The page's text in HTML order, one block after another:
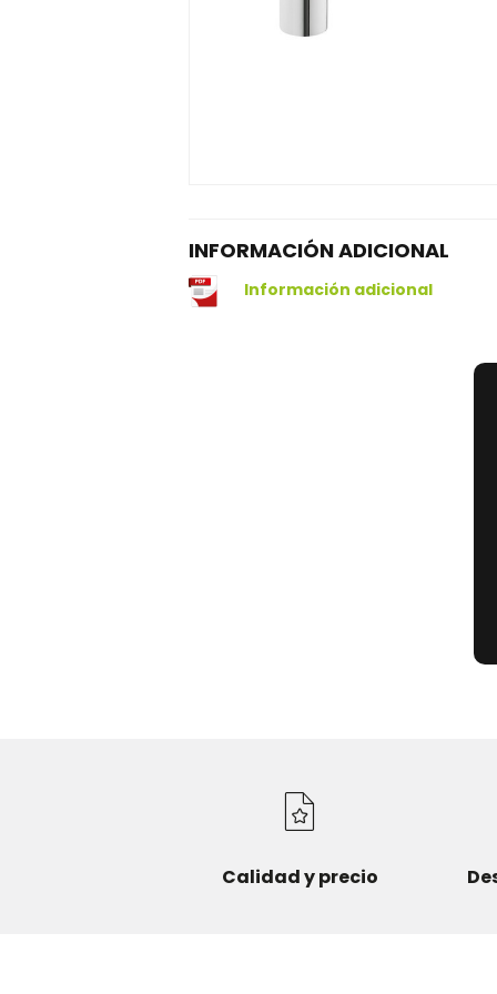
INFORMACIÓN ADICIONAL
Información adicional
Calidad y precio